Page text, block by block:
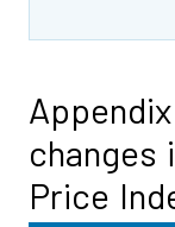
changes
Price